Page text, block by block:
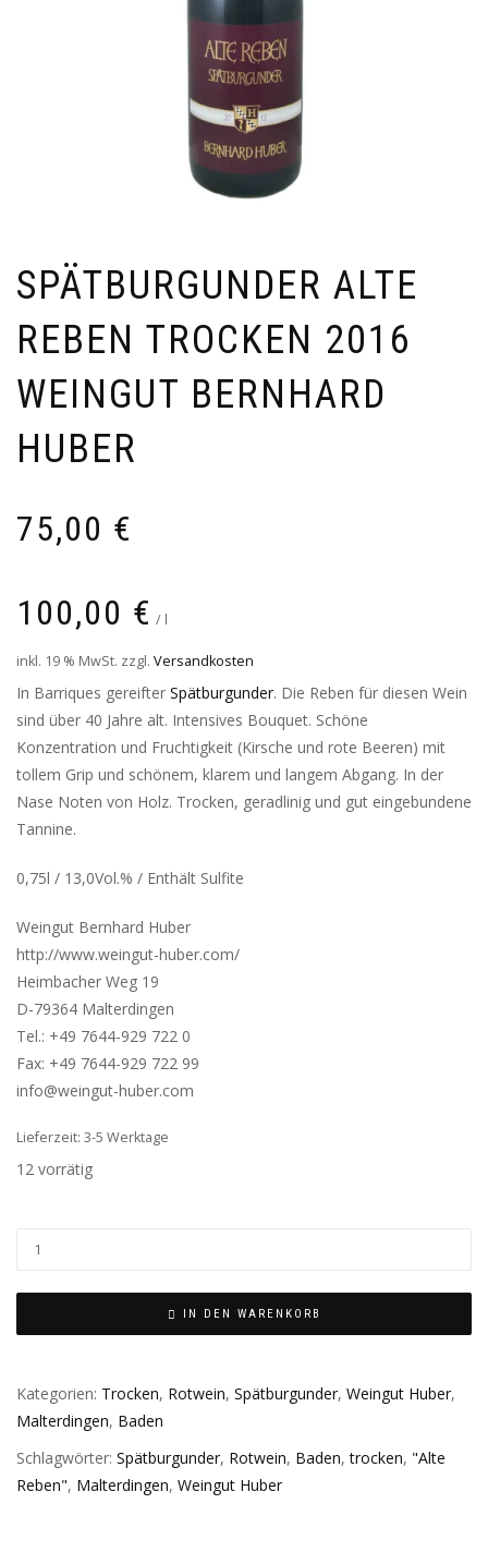
SPÄTBURGUNDER ALTE
REBEN TROCKEN 2016
WEINGUT BERNHARD
HUBER
75,00 €
100,00 € / l
inkl. 19 % MwSt. zzgl. Versandkosten
In Barriques gereifter Spätburgunder. Die Reben für diesen Wein
sind über 40 Jahre alt. Intensives Bouquet. Schöne
Konzentration und Fruchtigkeit (Kirsche und rote Beeren) mit
tollem Grip und schönem, klarem und langem Abgang. In der
Nase Noten von Holz. Trocken, geradlinig und gut eingebundene
Tannine.
0,75l / 13,0Vol.% / Enthält Sulfite
Weingut Bernhard Huber
http://www.weingut-huber.com/
Heimbacher Weg 19
D-79364 Malterdingen
Tel.: +49 7644-929 722 0
Fax: +49 7644-929 722 99
info@weingut-huber.com
Lieferzeit: 3-5 Werktage
12 vorrätig
IN DEN WARENKORB
Kategorien: Trocken, Rotwein, Spätburgunder, Weingut Huber,
Malterdingen, Baden
Schlagwörter: Spätburgunder, Rotwein, Baden,trocken, "Alte
Reben", Malterdingen, Weingut Huber